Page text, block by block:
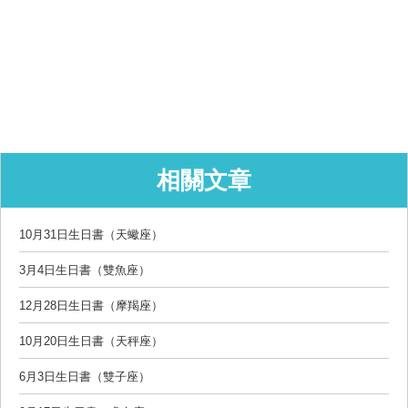
相關文章
10月31日生日書（天蠍座）
3月4日生日書（雙魚座）
12月28日生日書（摩羯座）
10月20日生日書（天秤座）
6月3日生日書（雙子座）